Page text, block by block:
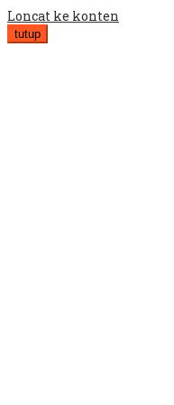
Loncat ke konten
tutup